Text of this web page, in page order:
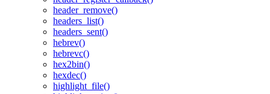
header_remove()
headers_list()
headers_sent()
hebrev()
hebrevc()
hex2bin()
hexdec()
highlight_file()